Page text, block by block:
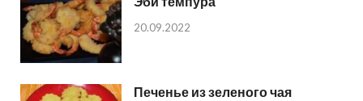
20.09.2022
Печенье из зеленого чая